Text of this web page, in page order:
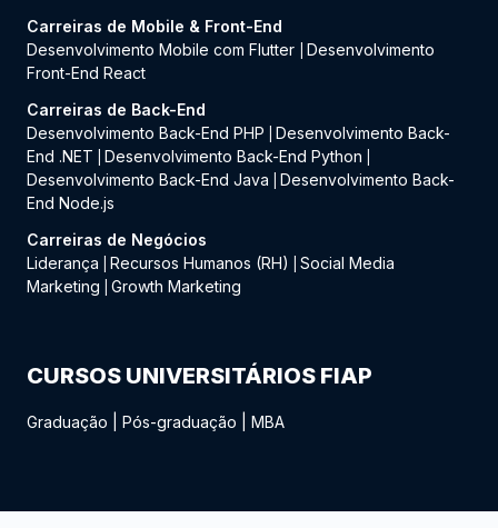
Carreiras de Mobile & Front-End
Desenvolvimento Mobile com Flutter
Desenvolvimento
Front-End React
Carreiras de Back-End
Desenvolvimento Back-End PHP
Desenvolvimento Back-
End .NET
Desenvolvimento Back-End Python
Desenvolvimento Back-End Java
Desenvolvimento Back-
End Node.js
Carreiras de Negócios
Liderança
Recursos Humanos (RH)
Social Media
Marketing
Growth Marketing
CURSOS UNIVERSITÁRIOS FIAP
Graduação Pós-graduação MBA